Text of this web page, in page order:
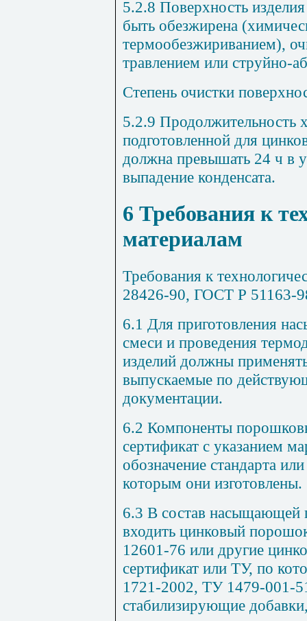
5.2.8 Поверхность
быть обезжирена
термообезжириванием),
травлением или струйно-
Степень очистки
5.2.9 Продолжительность
подготовленной для
должна превышать 24 ч в
выпадение конденсата.
6 Требования к
материалам
Требования к
28426-90, ГОСТ Р 51163-
6.1 Для приготовления
смеси и проведения
изделий должны
выпускаемые по
документации.
6.2 Компоненты
сертификат с указанием
обозначение стандарта
которым они изготовлены.
6.3 В состав насыщающей
входить цинковый
12601-76 или другие
сертификат или ТУ, по
1721-2002, ТУ 1479-001-
стабилизирующие